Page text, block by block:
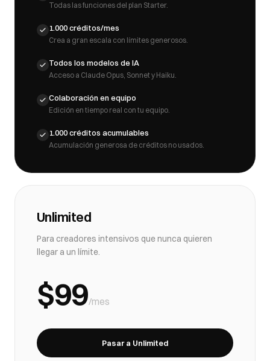
Todas las funciones del plan Starter.
1.000 créditos/mes
Crea a gran escala con límites generosos.
Todos los modelos de IA
Acceso a Claude Opus, Sonnet y Haiku.
Colaboración en equipo
Edición en tiempo real con tu equipo.
1.000 créditos acumulables
Acumulación generosa de créditos no usados.
Unlimited
Para creadores intensivos que nunca quieren
llegar a un límite.
$99/mes
Pasar a Unlimited